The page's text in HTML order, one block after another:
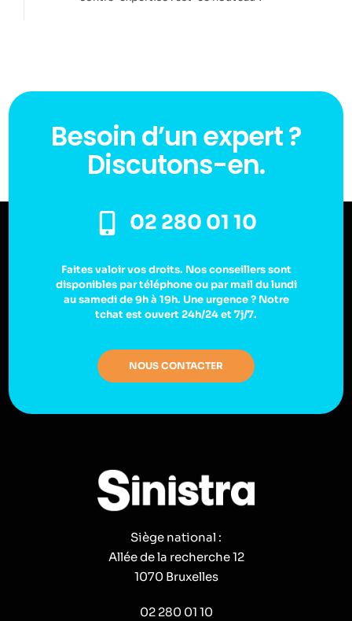
Besoin d’un expert ?
Discutons-en.
02 280 01 10
Faites valoir vos droits. Nos conseillers sont
disponibles par téléphone ou par mail du lundi
au samedi de 9h à 19h. Une urgence ? Notre
tchat est ouvert 24h/24 et 7j/7.
NOUS CONTACTER
Siège national :
Allée de la recherche 12
1070 Bruxelles
02 280 01 10